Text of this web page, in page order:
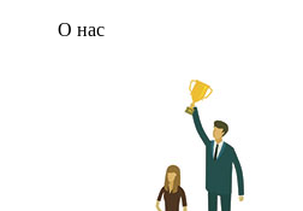
О нас